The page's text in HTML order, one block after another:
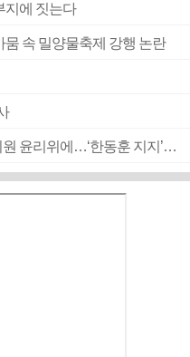
지에 짓는다
속 밀양물축제 강행 논란
국힘 부산시당, ‘정이한 조력’ 시의원 윤리위에…‘한동훈 지지’도 신고접수